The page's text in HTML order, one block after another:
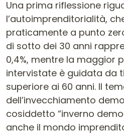
Una prima riflessione
l’autoimprenditorialità,
praticamente a punto
di sotto dei 30 anni
0,4%, mentre la maggior
intervistate è guidata da
superiore ai 60 anni. Il
dell’invecchiamento
cosiddetto “inverno
anche il mondo